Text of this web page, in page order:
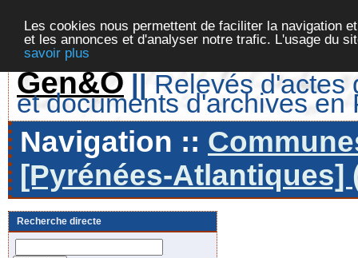
Les cookies nous permettent de faciliter la navigation
et les annonces et d'analyser notre trafic. L'usage du
savoir plus
Gen&O || Relevés d'actes
et documents d'archives en
Navigation ::
[Pyrénées-Atlantiques]
Recherche directe